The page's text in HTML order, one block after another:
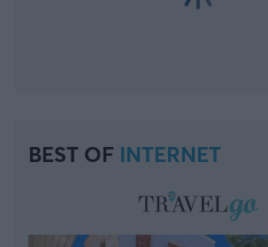
BEST OF INTERNET